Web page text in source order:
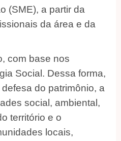
(SME), a partir da
da área e da
com base nos
Social. Dessa forma,
do patrimônio, a
social, ambiental,
território e o
locais,